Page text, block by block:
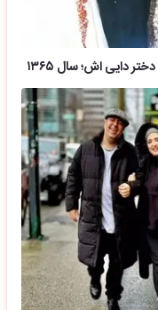
دایی اش؛ سال ۱۳۶۵